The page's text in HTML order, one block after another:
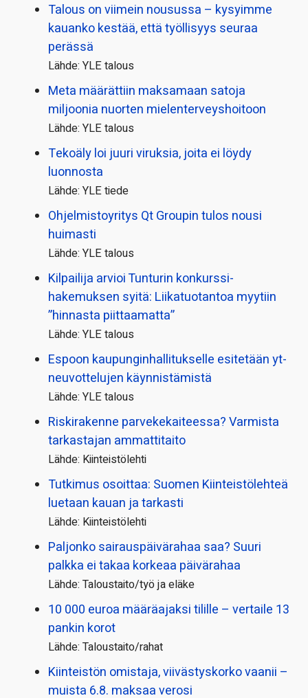
Talous on viimein nousussa – kysyimme
kauanko kestää, että työllisyys seuraa
perässä
Lähde: YLE talous
Meta määrättiin maksamaan satoja
miljoonia nuorten mielenterveyshoitoon
Lähde: YLE talous
Tekoäly loi juuri viruksia, joita ei löydy
luonnosta
Lähde: YLE tiede
Ohjelmistoyritys Qt Groupin tulos nousi
huimasti
Lähde: YLE talous
Kilpailija arvioi Tunturin konkurssi­
hakemuksen syitä: Liikatuotantoa myytiin
”hinnasta piittaamatta”
Lähde: YLE talous
Espoon kaupungin­hallitukselle esitetään yt-
neuvottelujen käynnistämistä
Lähde: YLE talous
Riskirakenne parvekekaiteessa? Varmista
tarkastajan ammattitaito
Lähde: Kiinteistölehti
Tutkimus osoittaa: Suomen Kiinteistölehteä
luetaan kauan ja tarkasti
Lähde: Kiinteistölehti
Paljonko sairauspäivä­rahaa saa? Suuri
palkka ei takaa korkeaa päivärahaa
Lähde: Taloustaito/työ ja eläke
10 000 euroa määräajaksi tilille – vertaile 13
pankin korot
Lähde: Taloustaito/rahat
Kiinteistön omistaja, viivästyskorko vaanii –
muista 6.8. maksaa verosi